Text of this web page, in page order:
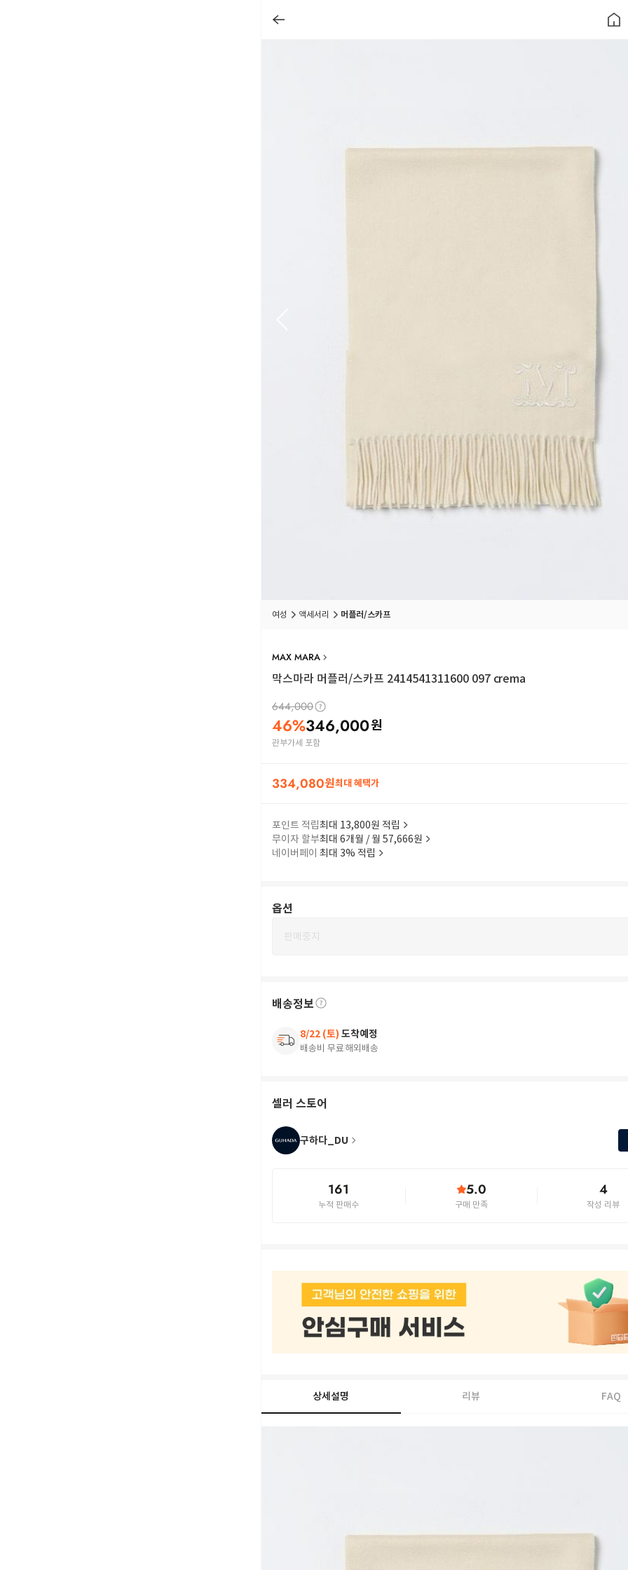
여성 액세서리 머플러/스카프
MAX MARA
막스마라 머플러/스카프 2414541311600 097 crema
644,000
46%346,000원
관부가세 포함
334,080원최대 혜택가
포인트 적립최대 13,800원 적립
무이자 할부최대 6개월 / 월 57,666원
네이버페이 최대 3% 적립
옵션
판매중지
배송정보
8/22 (토) 도착예정
배송비 무료해외배송
셀러 스토어
구하다_DU
161
누적 판매수
5.0
구매 만족
4
작성 리뷰
상세설명 리뷰 FAQ